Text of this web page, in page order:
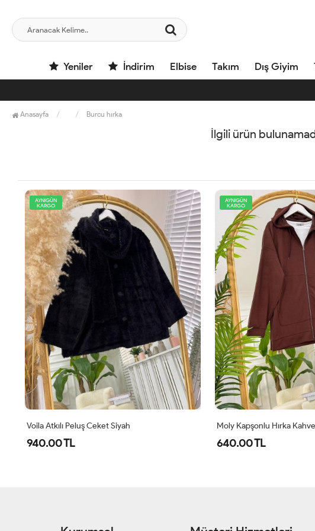
Yeniler İndirim Elbise Takım Dış Giyim
Anasayfa Burcu hırka
İlgili ürün
AYNIGÜN
KARGO
Voila Atkılı Peluş Ceket Siyah
940.00 TL
AYNIGÜN
KARGO
Moly Kapşonlu Hırka Kahve
640.00 TL